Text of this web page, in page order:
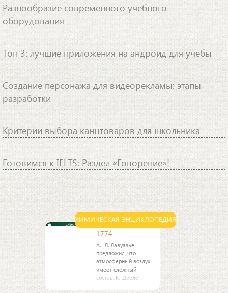
Разнообразие современного учебного
оборудования
Топ 3: лучшие приложения на андроид для учебы
Создание персонажа для видеорекламы: этапы
разработки
Критерии выбора канцтоваров для школьника
Готовимся к IELTS: Раздел «Говорение»!
ХИМИЧЕСКАЯ ЭНЦИКЛОПЕДИЯ
1774
А.- Л. Лавуазье
предложил, что
атмосферный воздух
имеет сложный
состав. К. Шееле